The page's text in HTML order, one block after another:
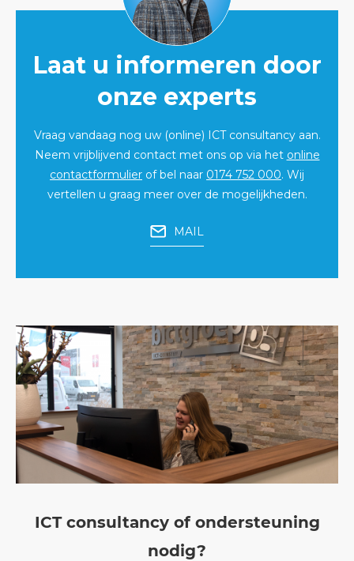
Laat u informeren door
onze experts
Vraag vandaag nog uw (online) ICT consultancy aan.
Neem vrijblijvend contact met ons op via het online
contactformulier of bel naar 0174 752 000. Wij
vertellen u graag meer over de mogelijkheden.
MAIL
ICT consultancy of ondersteuning
nodig?